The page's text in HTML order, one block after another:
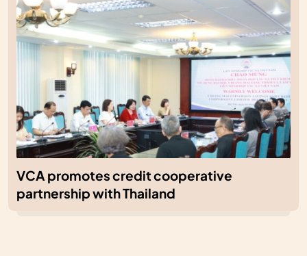
VCA promotes credit cooperative
partnership with Thailand